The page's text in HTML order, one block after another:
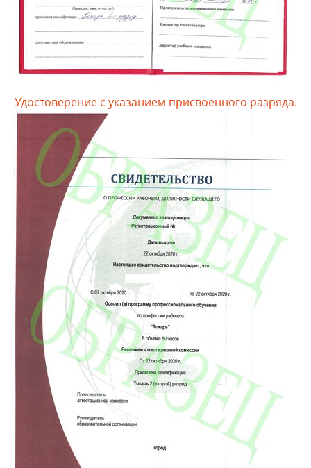
Удостоверение с указанием присвоенного разряда.